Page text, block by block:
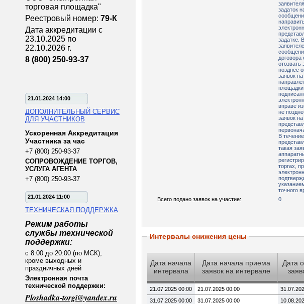
торговая площадка"
Реестровый номер: 79-К
Дата аккредитации с
23.10.2025 по
22.10.2026 г.
8 (800) 250-93-37
21.01.2024 14:00
ДОПОЛНИТЕЛЬНЫЙ СЕРВИС
ДЛЯ УЧАСТНИКОВ
Ускоренная Аккредитация
Участника за час
+7 (800) 250-93-37
СОПРОВОЖДЕНИЕ ТОРГОВ,
УСЛУГА АГЕНТА
+7 (800) 250-93-37
21.01.2024 11:00
ТЕХНИЧЕСКАЯ ПОДДЕРЖКА
Режим работы
службы технической
поддержки:
с 8:00 до 20:00 (по МСК),
кроме выходных и
праздничных дней
Электронная почта
технической поддержки:
Ploshadka-torgi@yandex.ru
задаток
задатке.
договора о
отозвать
позднее
заявок
площадки
вправе
не
заявок
В
такая
торгах,
точного
Всего подано заявок на участие: 0
Интервалы снижения цены
Дата начала
интервала
Дата начала приема
заявок на интервале
Дата
21.07.2025 00:00 21.07.2025 00:00
31.07.2025 00:00
31.07.2025 00:00